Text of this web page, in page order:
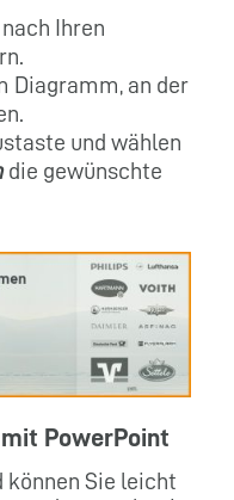
Ihren
Diagramm, an der
und wählen
die gewünschte
PowerPoint
Sie leicht